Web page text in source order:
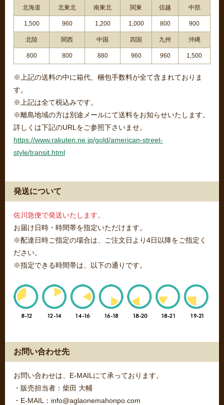
北海道 北東北 南東北 関東 信越 中部
1,500 960 1,200 1,000 800 900
北陸 関西 中国 四国 九州 沖縄
800 800 880 960 960 1,500
※上記の送料の中に箱代、梱包手数料が全て含まれておりま
す。
※上記は全て税込みです。
※離島地域の方は別途メールにて送料をお知らせいたします。
詳しくは下記のURLをご参照下さいませ。
https://www.rakuten.ne.jp/gold/american-street-
style/transit.html
発送について
佐川急便で発送いたします。
お届け日時・時間帯を指定いただけます。
※配達日時ご指定の場合は、ご注文日より4日以降をご指定く
ださい。
※指定できる時間帯は、以下の通りです。
お問い合わせ先
お問い合わせは、E-MAILにて承っております。
・販売担当者：柴田 大輔
・E-MAIL：info@aglaonemahonpo.com